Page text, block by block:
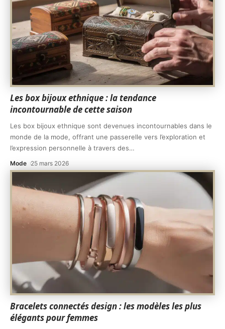
Les box bijoux ethnique : la tendance
incontournable de cette saison
Les box bijoux ethnique sont devenues incontournables dans le
monde de la mode, offrant une passerelle vers l’exploration et
l’expression personnelle à travers des…
Mode 25 mars 2026
Bracelets connectés design : les modèles les plus
élégants pour femmes